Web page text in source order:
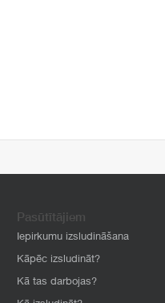
Pasūtītājiem
Iepirkumu izsludināšana
Kāpēc izsludināt?
Kā tas darbojas?